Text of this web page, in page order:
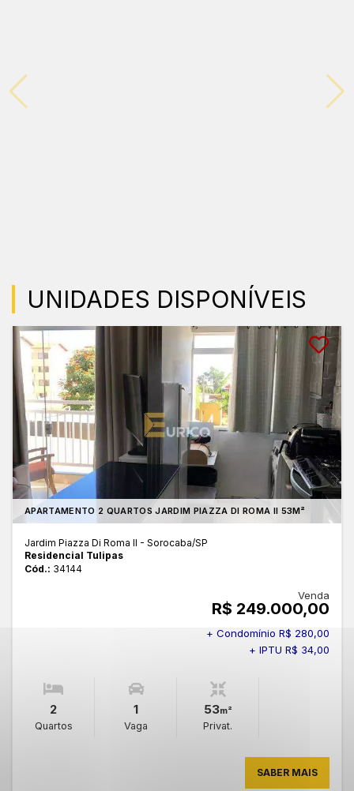
UNIDADES DISPONÍVEIS
APARTAMENTO 2 QUARTOS JARDIM PIAZZA DI ROMA II 53M²
Jardim Piazza Di Roma II - Sorocaba/SP
Residencial Tulipas
Cód.: 34144
Venda
R$ 249.000,00
+ Condomínio R$ 280,00
+ IPTU R$ 34,00
2
Quartos
1
Vaga
53m²
Privat.
SABER MAIS